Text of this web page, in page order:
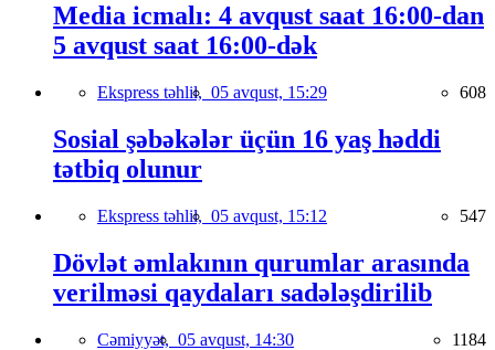
Media icmalı: 4 avqust saat 16:00-dan
5 avqust saat 16:00-dək
Ekspress təhlil, 05 avqust, 15:29 608
Sosial şəbəkələr üçün 16 yaş həddi
tətbiq olunur
Ekspress təhlil, 05 avqust, 15:12 547
Dövlət əmlakının qurumlar arasında
verilməsi qaydaları sadələşdirilib
Cəmiyyət, 05 avqust, 14:30 1184